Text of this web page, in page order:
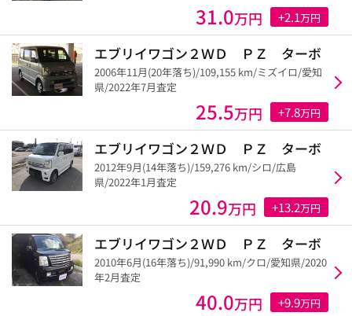
31.0万円 +2.1万円
エブリイワゴン２ＷＤ ＰＺ ターボ
2006年11月(20年落ち)/109,155 km/ミズイロ/愛知
県/2022年7月査定
25.5万円 +7.8万円
エブリイワゴン２ＷＤ ＰＺ ターボ
2012年9月(14年落ち)/159,276 km/シロ/広島
県/2022年1月査定
20.9万円 +13.2万円
エブリイワゴン２ＷＤ ＰＺ ターボ
2010年6月(16年落ち)/91,990 km/クロ/愛知県/2020
年2月査定
40.0万円 +9.9万円